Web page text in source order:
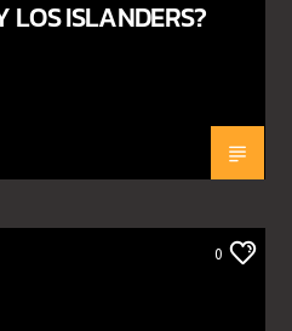
LOS ISLANDERS?
0